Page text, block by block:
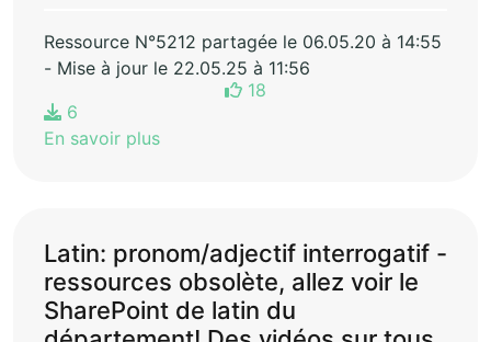
Ressource N°5212 partagée le 06.05.20 à 14:55
- Mise à jour le 22.05.25 à 11:56
18
6
En savoir plus
Latin: pronom/adjectif interrogatif -
ressources obsolète, allez voir le
SharePoint de latin du